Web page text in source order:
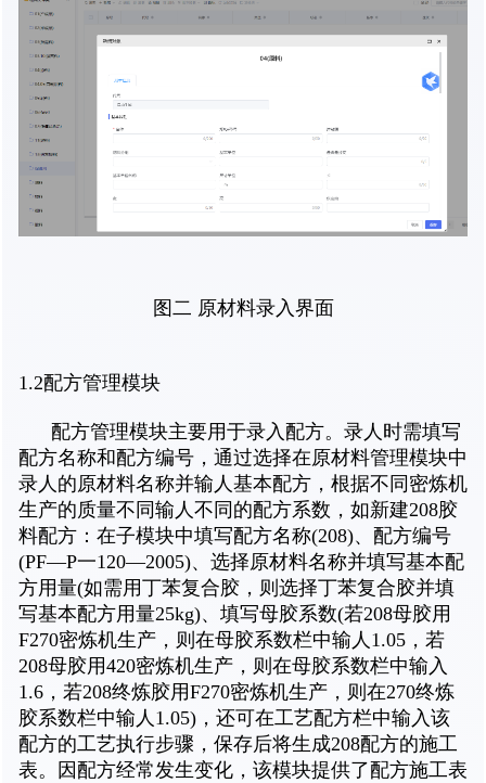
图二 原材料录入界面
1.2配方管理模块
配方管理模块主要用于录入配方。录人时需填写
配方名称和配方编号，通过选择在原材料管理模块中
录人的原材料名称并输人基本配方，根据不同密炼机
生产的质量不同输人不同的配方系数，如新建208胶
料配方：在子模块中填写配方名称(208)、配方编号
(PF—P一120—2005)、选择原材料名称并填写基本配
方用量(如需用丁苯复合胶，则选择丁苯复合胶并填
写基本配方用量25kg)、填写母胶系数(若208母胶用
F270密炼机生产，则在母胶系数栏中输人1.05，若
208母胶用420密炼机生产，则在母胶系数栏中输入
1.6，若208终炼胶用F270密炼机生产，则在270终炼
胶系数栏中输人1.05)，还可在工艺配方栏中输入该
配方的工艺执行步骤，保存后将生成208配方的施工
表。因配方经常发生变化，该模块提供了配方施工表